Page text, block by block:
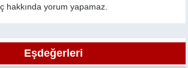
hakkında yorum yapamaz.
Eşdeğerleri